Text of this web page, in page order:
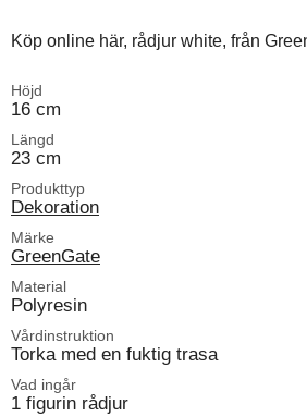
Köp online här, rådjur white, från
Höjd
16 cm
Längd
23 cm
Produkttyp
Dekoration
Märke
GreenGate
Material
Polyresin
Vårdinstruktion
Torka med en fuktig trasa
Vad ingår
1 figurin rådjur